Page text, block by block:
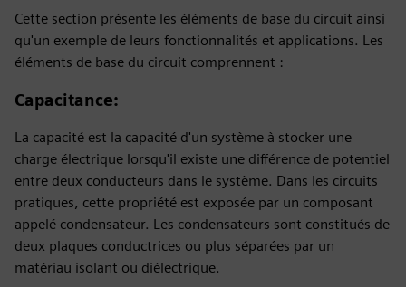
Cette section présente les éléments de base du circuit ainsi
qu'un exemple de leurs fonctionnalités et applications. Les
éléments de base du circuit comprennent :
Capacitance:
La capacité est la capacité d'un système à stocker une
charge électrique lorsqu'il existe une différence de potentiel
entre deux conducteurs dans le système. Dans les circuits
pratiques, cette propriété est exposée par un composant
appelé condensateur. Les condensateurs sont constitués de
deux plaques conductrices ou plus séparées par un
matériau isolant ou diélectrique.